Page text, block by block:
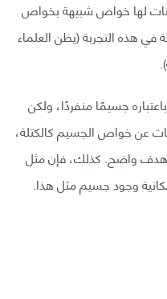
لها خواص شبيهة بخواص
في هذه التجربة (يظن العلماء
جسيمًا منفردًا، ولكن
عن خواص الجسيم كالكتلة،
هدف واضح. كذلك، فإن مثل
وجود جسيم مثل هذا.